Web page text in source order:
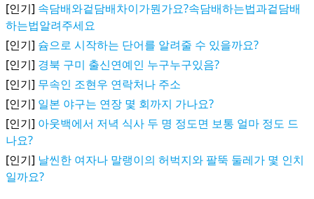
[인기] 속담배와겉담배차이가뭔가요?속담배하는법과겉담배
하는법알려주세요
[인기] 슘으로 시작하는 단어를 알려줄 수 있을까요?
[인기] 경북 구미 출신연예인 누구누구있음?
[인기] 무속인 조현우 연락처나 주소
[인기] 일본 야구는 연장 몇 회까지 가나요?
[인기] 아웃백에서 저녁 식사 두 명 정도면 보통 얼마 정도 드
나요?
[인기] 날씬한 여자나 말랭이의 허벅지와 팔뚝 둘레가 몇 인치
일까요?